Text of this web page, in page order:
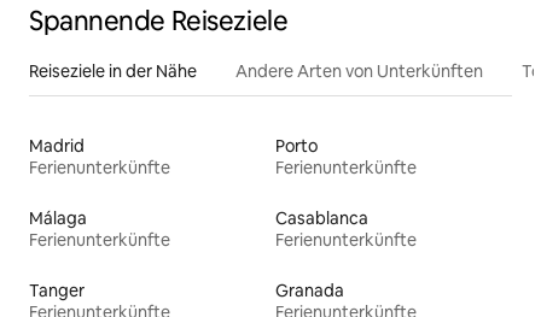
Spannende Reiseziele
Reiseziele in der Nähe Andere Arten von Unterkünften
Madrid
Ferienunterkünfte
Porto
Ferienunterkünfte
Málaga
Ferienunterkünfte
Casablanca
Ferienunterkünfte
Tanger
Ferienunterkünfte
Granada
Ferienunterkünfte